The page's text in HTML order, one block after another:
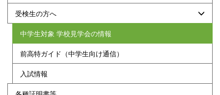
受検生の方へ
中学生対象 学校見学会の情報
前高特ガイド（中学生向け通信）
入試情報